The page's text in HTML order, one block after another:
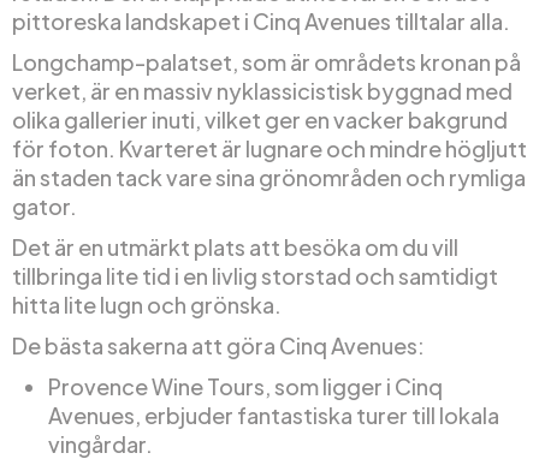
pittoreska landskapet i Cinq Avenues tilltalar alla.
Longchamp-palatset, som är områdets kronan på
verket, är en massiv nyklassicistisk byggnad med
olika gallerier inuti, vilket ger en vacker bakgrund
för foton. Kvarteret är lugnare och mindre högljutt
än staden tack vare sina grönområden och rymliga
gator.
Det är en utmärkt plats att besöka om du vill
tillbringa lite tid i en livlig storstad och samtidigt
hitta lite lugn och grönska.
De bästa sakerna att göra Cinq Avenues:
Provence Wine Tours, som ligger i Cinq
Avenues, erbjuder fantastiska turer till lokala
vingårdar.